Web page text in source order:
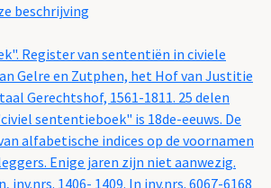
beschrijving
Register van sententiën in civiele
Gelre en Zutphen, het Hof van Justitie
Gerechtshof, 1561-1811. 25 delen
sententieboek" is 18de-eeuws. De
alfabetische indices op de voornamen
Enige jaren zijn niet aanwezig.
inv.nrs. 1406- 1409. In inv.nrs. 6067-6168